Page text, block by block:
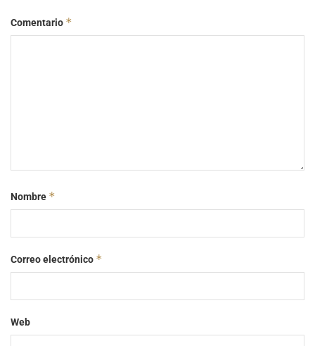
Comentario *
Nombre *
Correo electrónico *
Web